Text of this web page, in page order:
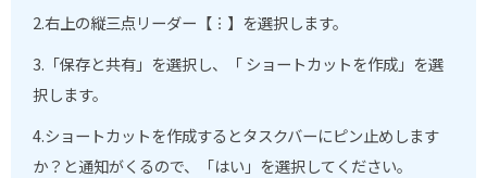
2.右上の縦三点リーダー【 ︙ 】を選択します。
3.「保存と共有」を選択し、「ショートカットを作成」を選
択します。
4.ショートカットを作成するとタスクバーにピン止めします
か？と通知がくるので、「はい」を選択してください。